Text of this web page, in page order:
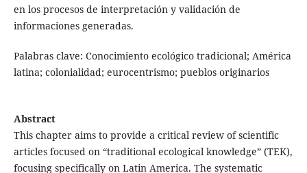
en los procesos de interpretación y validación de
informaciones generadas.
Palabras clave: Conocimiento ecológico tradicional; América
latina; colonialidad; eurocentrismo; pueblos originarios
Abstract
This chapter aims to provide a critical review of scientific
articles focused on “traditional ecological knowledge” (TEK),
focusing specifically on Latin America. The systematic